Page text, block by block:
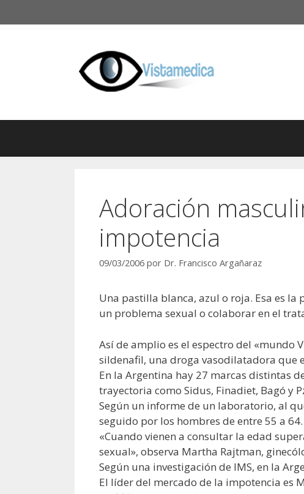
al
Adoración
impotencia
09/03/2006 por Dr. Francisco Argañaraz
Una pastilla blanca, azul o roja. Esa es
un problema sexual o colaborar en el
Así de amplio es el espectro del «mundo
sildenafil, una droga vasodilatadora que
En la Argentina hay 27 marcas distintas
trayectoria como Sidus, Finadiet, Bagó y
Según un informe de un laboratorio, al
seguido por los hombres de entre 55 a 64.
«Cuando vienen a consultar la edad
sexual», observa Martha Rajtman,
Según una investigación de IMS, en la
El líder del mercado de la impotencia es